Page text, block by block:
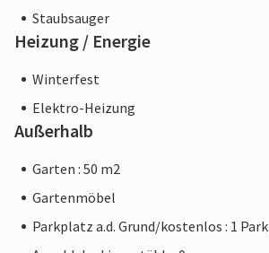
Staubsauger
Heizung / Energie
Winterfest
Elektro-Heizung
Außerhalb
Garten : 50 m2
Gartenmöbel
Parkplatz a.d. Grund/kostenlos : 1